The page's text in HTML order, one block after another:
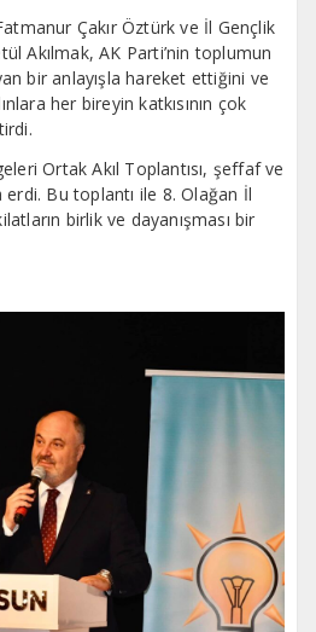
Çakır Öztürk ve İl Gençlik
Akılmak, AK Parti’nin toplumun
bir anlayışla hareket ettiğini ve
her bireyin katkısının çok
Ortak Akıl Toplantısı, şeffaf ve
erdi. Bu toplantı ile 8. Olağan İl
birlik ve dayanışması bir